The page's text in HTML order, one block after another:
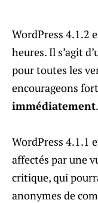
WordPress 4.1.2
heures. Il s’agit
pour toutes les
encourageons
immédiatement.
WordPress 4.1.1
affectés par une
critique, qui
anonymes de